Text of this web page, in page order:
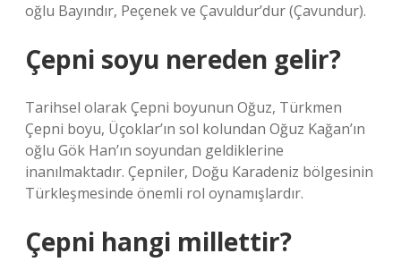
oğlu Bayındır, Peçenek ve Çavuldur’dur (Çavundur).
Çepni soyu nereden gelir?
Tarihsel olarak Çepni boyunun Oğuz, Türkmen
Çepni boyu, Üçoklar’ın sol kolundan Oğuz Kağan’ın
oğlu Gök Han’ın soyundan geldiklerine
inanılmaktadır. Çepniler, Doğu Karadeniz bölgesinin
Türkleşmesinde önemli rol oynamışlardır.
Çepni hangi millettir?